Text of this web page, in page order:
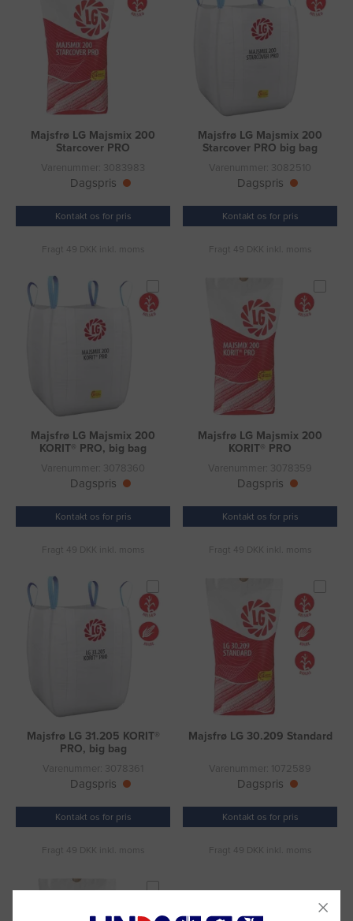
Majsfrø LG Majsmix 200
Starcover PRO
Varenummer: 3083983
Dagspris
Kontakt os for pris
Fragt 49 DKK inkl. moms
Majsfrø LG Majsmix 200
Starcover PRO big bag
Varenummer: 3082510
Dagspris
Kontakt os for pris
Fragt 49 DKK inkl. moms
Majsfrø LG Majsmix 200
KORIT® PRO, big bag
Varenummer: 3078360
Dagspris
Kontakt os for pris
Fragt 49 DKK inkl. moms
Majsfrø LG Majsmix 200
KORIT® PRO
Varenummer: 3078359
Dagspris
Kontakt os for pris
Fragt 49 DKK inkl. moms
Majsfrø LG 31.205 KORIT®
PRO, big bag
Varenummer: 3078361
Dagspris
Kontakt os for pris
Fragt 49 DKK inkl. moms
Majsfrø LG 30.209 Standard
Varenummer: 1072589
Dagspris
Kontakt os for pris
Fragt 49 DKK inkl. moms